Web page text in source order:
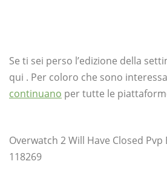
Se ti sei perso l’edizione della
qui . Per coloro che sono
continuano per tutte le
Overwatch 2 Will Have Closed Pvp
118269